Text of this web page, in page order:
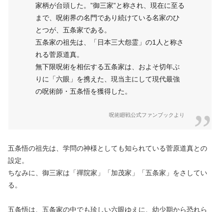
家柄が台頭した。”御三家”と称され、現在に至る
まで、呪術界の名門であり続けている名家のひ
とつが、五条家である。
五条家の祖先は、「日本三大怨霊」の1人と称さ
れる菅原道真。
無下限呪術を相伝する五条家は、およそ切年ぶ
りに「六眼」を携えた、現当主にして現代最強
の呪術師・五条悟を獲得した。
呪術廻戦公式ファンブックより
五条悟の祖先は、学問の神様としても知られている菅原道真との
設定。
ちなみに、御三家は「禪院家」「加茂家」「五条家」をさしてい
る。
五条悟は、五条家の中でも珍しい六眼ゆえに、幼少期から恐れら